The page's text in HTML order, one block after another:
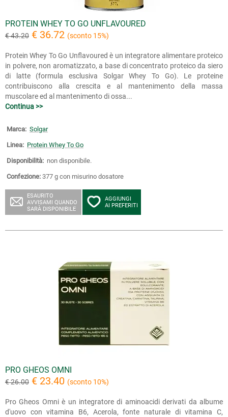
PROTEIN WHEY TO GO UNFLAVOURED
€ 43.20 € 36.72 (sconto 15%)
Protein Whey To Go Unflavoured è un integratore alimentare proteico
in polvere, non aromatizzato, a base di concentrato proteico da siero
di latte (formula esclusiva Solgar Whey To Go). Le proteine
contribuiscono alla crescita e al mantenimento della massa
muscolare ed al mantenimento di ossa...
Continua >>
Marca: Solgar
Linea: Protein Whey To Go
Disponibilità: non disponibile.
Confezione: 377 g con misurino dosatore
ESAURITO
AVVISAMI QUANDO
SARÀ DISPONIBILE
AGGIUNGI
AI PREFERITI
PRO GHEOS OMNI
€ 26.00 € 23.40 (sconto 10%)
Pro Gheos Omni è un integratore di aminoacidi derivati da albume
d'uovo con vitamina B6, Acerola, fonte naturale di vitamina C,